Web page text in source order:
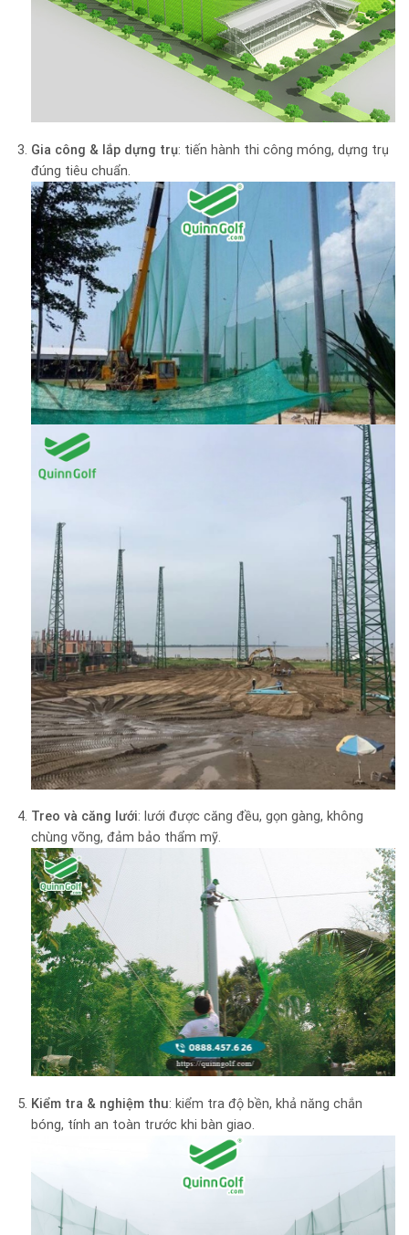
Gia công & lắp dựng trụ: tiến hành thi công móng, dựng trụ
đúng tiêu chuẩn.
Treo và căng lưới: lưới được căng đều, gọn gàng, không
chùng võng, đảm bảo thẩm mỹ.
Kiểm tra & nghiệm thu: kiểm tra độ bền, khả năng chắn
bóng, tính an toàn trước khi bàn giao.